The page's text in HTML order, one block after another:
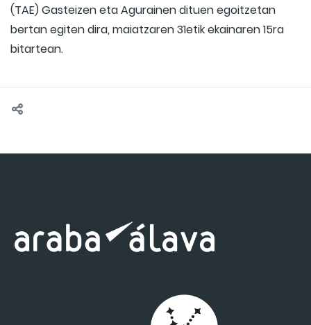
(TAE) Gasteizen eta Agurainen dituen egoitzetan
bertan egiten dira, maiatzaren 31etik ekainaren 15ra
bitartean.